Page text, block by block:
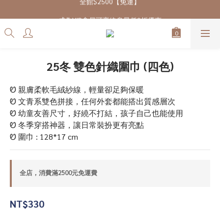
成為VIP會員可享終身最低9折優惠
7/28-8/20 CUBi 收藏季全館買二送一
25冬 雙色針織圍巾 (四色)
Ꮼ 親膚柔軟毛絨紗線，輕量卻足夠保暖
Ꮼ 文青系雙色拼接，任何外套都能搭出質感層次
Ꮼ 幼童友善尺寸，好繞不打結，孩子自己也能使用
Ꮼ 冬季穿搭神器，讓日常裝扮更有亮點
Ꮼ 圍巾 : 128*17 cm
全店，消費滿2500元免運費
NT$330